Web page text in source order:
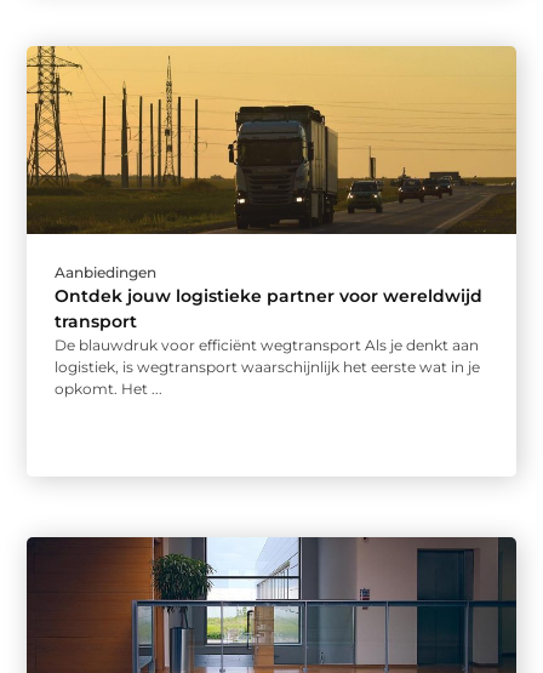
Aanbiedingen
Ontdek jouw logistieke partner voor wereldwijd
transport
De blauwdruk voor efficiënt wegtransport Als je denkt aan
logistiek, is wegtransport waarschijnlijk het eerste wat in je
opkomt. Het ...